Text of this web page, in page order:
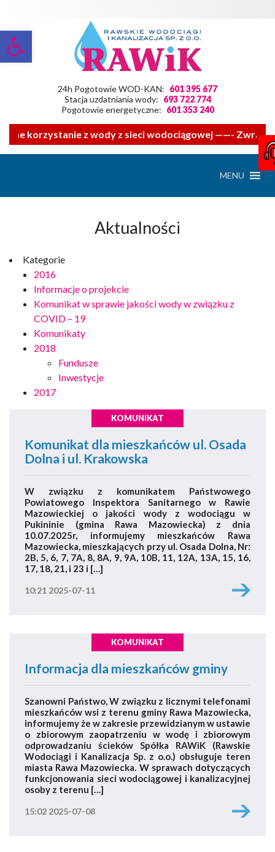
Otwórz pasek narzędzi
24h Pogotowie WOD-KAN: 601 395 677
Stacja uzdatniania wody: 693 722 774
Pogotowie energetyczne: 601 353 240
korzystanie z wody z sieci wodociągowej ——- Zwracamy
MENU
Aktualności
Kategorie
2016
Informacje o projekcie
Komunikat w sprawie jakości wody w związku z
COVID – 19
Komunikaty
2018
Fundusze
Inwestycje
2017
Komunikat dla mieszkańców ul. Osada
Dolna i ul. Krakowska
W związku z komunikatem Państwowego
Powiatowego Inspektora Sanitarnego w Rawie
Mazowieckiej o jakości wody z wodociągu w
Pukininie (gmina Rawa Mazowiecka) z dnia
10.07.2025r, informujemy mieszkańców Rawa
Mazowiecka, mieszkających przy ul. Osada Dolna, Nr:
2B, 5, 6, 7, 7A, 8, 8A, 9, 9A, 10B, 11, 12A, 13A, 15, 16,
17, 18, 21, i 23 i […]
10:21 2025-07-11
KOMUNIKAT
Informacja dla mieszkańców gminy
Szanowni Państwo, W związku z licznymi telefonami
mieszkańców wsi z terenu gminy Rawa Mazowiecka,
informujemy że w zakresie przewidzianym w ustawie
o zbiorowym zaopatrzeniu w wodę i zbiorowym
odprowadzaniu ścieków Spółka RAWiK (Rawskie
Wodociągi i Kanalizacja Sp. z o.o.) obsługuje teren
miasta Rawa Mazowiecka. W sprawach dotyczących
funkcjonowania sieci wodociągowej i kanalizacyjnej
osoby z terenu […]
15:02 2025-07-08
KOMUNIKAT